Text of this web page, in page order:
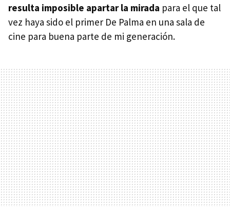
resulta imposible apartar la mirada para el que tal
vez haya sido el primer De Palma en una sala de
cine para buena parte de mi generación.